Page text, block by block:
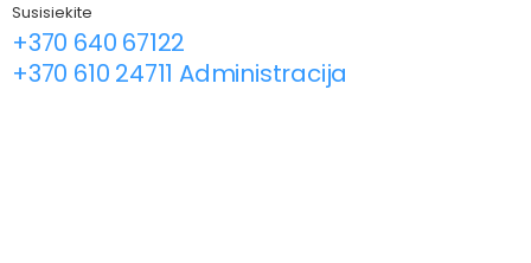
Susisiekite
+370 640 67122
+370 610 24711 Administracija